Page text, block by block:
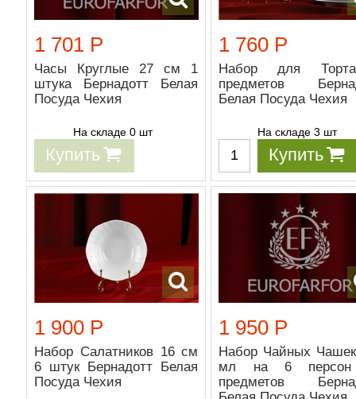
1 701 Р
Часы Круглые 27 см 1
штука Бернадотт Белая
Посуда Чехия
На складе 0 шт
Купить
1 760 Р
Набор для
предметов
Белая Посуда Чехия
На складе 3 шт
Купить
1 900 Р
Набор Салатников 16 см
6 штук Бернадотт Белая
Посуда Чехия
1 950 Р
Набор Чайных
мл на 6
предметов